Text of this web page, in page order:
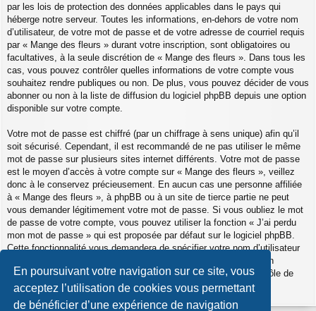
En poursuivant votre navigation sur ce site, vous
acceptez l’utilisation de cookies vous permettant
de bénéficier d’une expérience de navigation
par les lois de protection des données applicables dans le pays qui
héberge notre serveur. Toutes les informations, en-dehors de votre nom
d’utilisateur, de votre mot de passe et de votre adresse de courriel requis
par « Mange des fleurs » durant votre inscription, sont obligatoires ou
facultatives, à la seule discrétion de « Mange des fleurs ». Dans tous les
cas, vous pouvez contrôler quelles informations de votre compte vous
souhaitez rendre publiques ou non. De plus, vous pouvez décider de vous
abonner ou non à la liste de diffusion du logiciel phpBB depuis une option
disponible sur votre compte.
Votre mot de passe est chiffré (par un chiffrage à sens unique) afin qu’il
soit sécurisé. Cependant, il est recommandé de ne pas utiliser le même
mot de passe sur plusieurs sites internet différents. Votre mot de passe
est le moyen d’accès à votre compte sur « Mange des fleurs », veillez
donc à le conservez précieusement. En aucun cas une personne affiliée
à « Mange des fleurs », à phpBB ou à un site de tierce partie ne peut
vous demander légitimement votre mot de passe. Si vous oubliez le mot
de passe de votre compte, vous pouvez utiliser la fonction « J’ai perdu
mon mot de passe » qui est proposée par défaut sur le logiciel phpBB.
Cette fonctionnalité vous demandera de spécifier votre nom d’utilisateur
et votre adresse de courriel et le logiciel phpBB générera alors un
nouveau mot de passe afin que vous puissiez reprendre le contrôle de
votre compte.